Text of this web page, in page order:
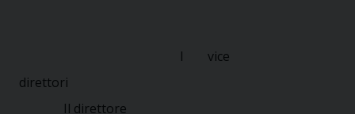
I vice
direttori
Il direttore